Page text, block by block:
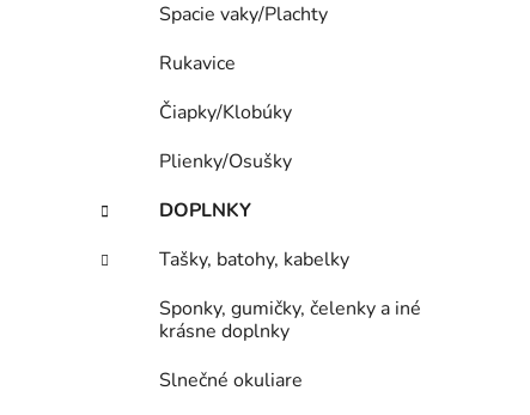
Spacie vaky/Plachty
Rukavice
Čiapky/Klobúky
Plienky/Osušky
DOPLNKY
Tašky, batohy, kabelky
Sponky, gumičky, čelenky a iné
krásne doplnky
Slnečné okuliare